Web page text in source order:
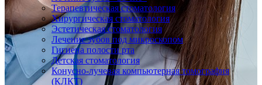
Терапевтическая стоматология
Хирургическая стоматология
Эстетическая стоматология
Лечение зубов под микроскопом
Гигиена полости рта
Детская стоматология
Конусно-лучевая компьютерная томография
(КЛКТ)